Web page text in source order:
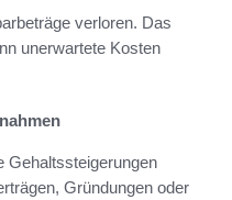
verloren. Das
unerwartete Kosten
Gehaltssteigerungen
Gründungen oder